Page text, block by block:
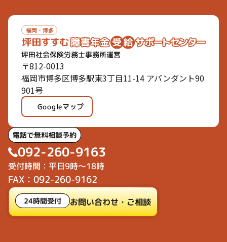
坪田社会保険労務士事務所運営
〒812-0013
福岡市博多区博多駅東3丁目11-14 アバンダント90
901号
Googleマップ
電話で無料相談予約
092-260-9163
受付時間：平日9時～18時
FAX：092-260-9162
24時間受付 お問い合わせ・ご相談